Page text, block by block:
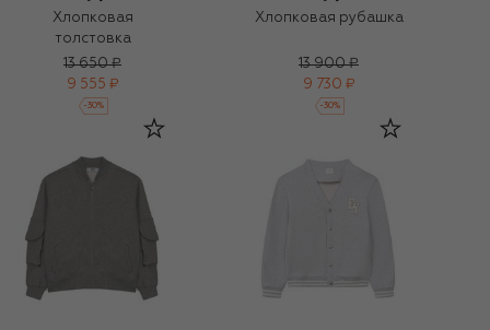
Хлопковая
толстовка
13 650 ₽
9 555 ₽
-30%
Хлопковая рубашка
13 900 ₽
9 730 ₽
-30%